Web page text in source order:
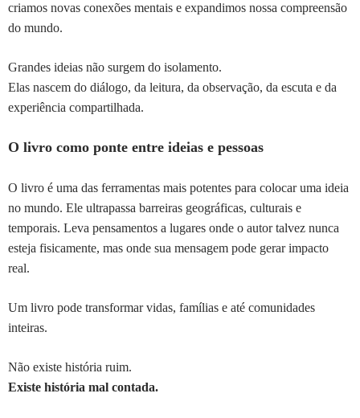
criamos novas conexões mentais e expandimos nossa compreensão
do mundo.
Grandes ideias não surgem do isolamento.
Elas nascem do diálogo, da leitura, da observação, da escuta e da
experiência compartilhada.
O livro como ponte entre ideias e pessoas
O livro é uma das ferramentas mais potentes para colocar uma ideia
no mundo. Ele ultrapassa barreiras geográficas, culturais e
temporais. Leva pensamentos a lugares onde o autor talvez nunca
esteja fisicamente, mas onde sua mensagem pode gerar impacto
real.
Um livro pode transformar vidas, famílias e até comunidades
inteiras.
Não existe história ruim.
Existe história mal contada.